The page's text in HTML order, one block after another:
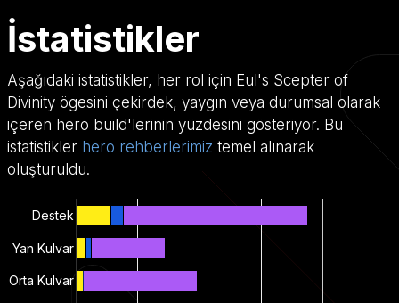
İstatistikler
Aşağıdaki istatistikler, her rol için Eul's Scepter of
Divinity ögesini çekirdek, yaygın veya durumsal olarak
içeren hero build'lerinin yüzdesini gösteriyor. Bu
istatistikler hero rehberlerimiz temel alınarak
oluşturuldu.
Destek
Yan Kulvar
Orta Kulvar